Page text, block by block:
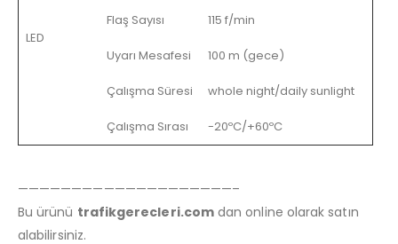
LED
Flaş Sayısı 115 f/min
Uyarı Mesafesi 100 m (gece)
Çalışma Süresi whole night/daily sunlight
Çalışma Sırası -20ºC/+60ºC
————————————————————–
Bu ürünü trafikgerecleri.comdan online olarak satın
alabilirsiniz.